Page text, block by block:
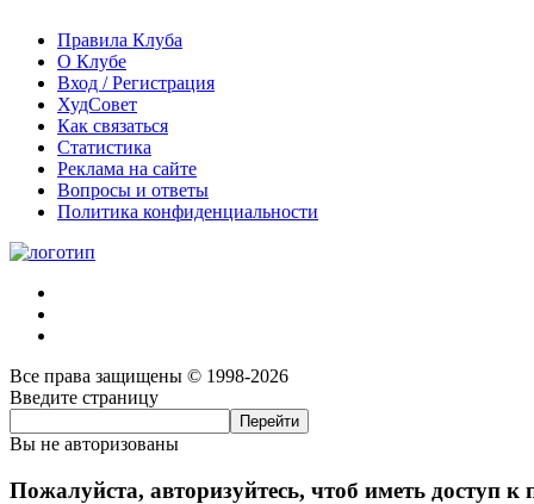
Правила Клуба
О Клубе
Вход / Регистрация
ХудСовет
Как связаться
Статистика
Реклама на сайте
Вопросы и ответы
Политика конфиденциальности
Все права защищены © 1998-2026
Введите страницу
Вы не авторизованы
Пожалуйста, авторизуйтесь, чтоб иметь доступ